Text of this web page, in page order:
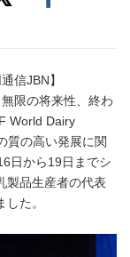
信JBN】
限の将来性、終わ
World Dairy
質の高い発展に関
日から19日までシ
製品生産者の代表
た。